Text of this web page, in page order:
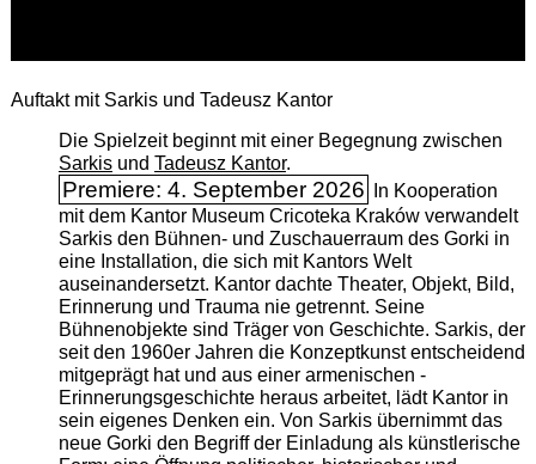
Auftakt mit Sarkis und Tadeusz Kantor
Die Spielzeit beginnt mit einer Begegnung zwischen
Sarkisund Tadeusz Kantor.
Premiere: 4. September 2026
In Kooperation
mit dem Kantor Museum Cricoteka Kraków verwandelt
Sarkis den Bühnen- und Zuschauerraum des Gorki in
eine Installation, die sich mit Kantors Welt
auseinandersetzt. Kantor dachte Theater, Objekt, Bild,
Erinnerung und Trauma nie getrennt. Seine
Bühnenobjekte sind Träger von Geschichte. Sarkis, der
seit den 1960er Jahren die Konzeptkunst entscheidend
mitgeprägt hat und aus einer armenischen ­
Erinnerungsgeschichte heraus arbeitet, lädt Kantor in
sein eigenes Denken ein. Von Sarkis übernimmt das
neue Gorki den Begriff der Einladung als künstlerische